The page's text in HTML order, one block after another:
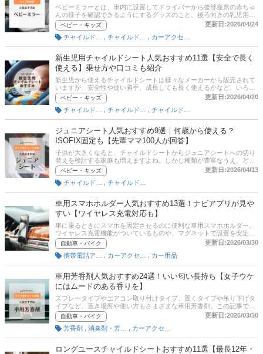
ベビーミラーとは、車内に設置してドライバーから後部座席の赤ちゃ
んの様子を確認できるようにするグッズのこと。後ろ向きの乳児用チ
ャイルドシートに座る赤ちゃんの様子も確認できるので、ベビーミラ
ーがあれば運転中も安心です。100均などのアイテムを使って手作り
する人もいるようですが、赤ちゃんの上に落ちたら危ないので、きち
んとベビーミラーとして売られている商品を購入するようにしましょ
う。この記事では、公認チャイルドシート指導員の加藤久美子さんに
取材のもと、ベビーミラーの選び方とおすすめ商品を紹介します。
Amazonや楽天市場の人気ランキングも掲載しているので、売れ筋や
口コミもチェックしてくださいね。
ベビー・キッズ
更新日:2026/04/24
新生児用チャイルドシート人気おすすめ11選【安全で長く
使える】乗せ方や口コミも紹介
新生児から使えるチャイルドシートは様々なメーカーから販売されて
いますが、安全性や使い勝手、成長しても長く使えるかなど、いろい
ろ気になりますよね。そこでこの記事では、公認チャイルドシート指
導員である加藤久美子さんに取材のもと、新生児用チャイルドシート
の選び方とおすすめ商品を紹介！ 通販の人気ランキングや口コミも掲
載しています。さらに安全な乗せ方や乗せる向き、法律についても解
説するので、ぜひ参考にしてくださいね。
ベビー・キッズ
更新日:2026/04/20
ジュニアシート人気おすすめ9選｜何歳から使える？
ISOFIX固定も【先輩ママ100人が回答】
子供が大きくなると、チャイルドシートからジュニアシートへの切り
替えを検討する家庭も増えますよね。しかし種類が豊富なうえ、どれ
がいい？ いつからいつまで使える？ など疑問も多いもの。そこでこ
の記事では、自動車生活ジャーナリストの加藤久美子さんへの取材を
もとに、ジュニアシートの選び方とおすすめ商品を紹介。アップリカ
やコンビなど人気メーカーの商品を厳選しました。また、マイナビお
すすめナビで、未就学児がいるママ100人にチャイルドシート・ジュ
ニアシートに関するアンケート調査を実施。ママたちが選ぶ人気メー
カーランキングやジュニアシート選びの重視ポイントを発表します！
ベビー・キッズ
更新日:2026/04/13
車用スマホホルダー人気おすすめ13選！ナビアプリが見や
すい【ワイヤレス充電対応も】
車に乗るときにスマホを固定させるのに便利な車用スマホホルダー。
ワイヤレス充電機能がついているものや、マグネットで設置を安定さ
せているものなど、幅広い種類の製品が販売されています。近年では
100均などでも気軽に購入することができます。この記事では、自動
車生活ジャーナリストの加藤久美子さんへの取材のもと、車用スマホ
ホルダーの種類や選び方、そしてユーザー・編集部が選んだおすすめ
商品をご紹介。安いだけでなく機能性や使いやすさにこだわったもの
をピックアップしました！ スマホの置き場所を確保しつつ便利に活用
したい方向けに解説しています。記事後半には、比較一覧表、通販サ
イトの売れ筋人気ランキングもあるので、口コミや評判もチェックし
てみてください。
自動車・バイク
更新日:2026/03/30
カー用品
車用芳香剤人気おすすめ24選！いい匂い長持ち【女子ウケ
にはムードのある香りを】
スプレータイプやエアコン取り付けタイプ、置くタイプや吊り下げタ
イプなど、置き場所や使い方もさまざまな車用芳香剤。この記事で
は、車用芳香剤の選び方と、ユーザー・エキスパート・編集部が選ん
だおすすめ商品をご紹介します。チャート図に基づいたタイプ別診断
も試してみてくださいね。Amazonや楽天市場など通販サイトの最新
人気ランキングもあるので、売れ筋や口コミをチェックしてみてくだ
自動車・バイク
更新日:2026/03/30
芳香剤
ロングユースチャイルドシートおすすめ11選【最長12年・